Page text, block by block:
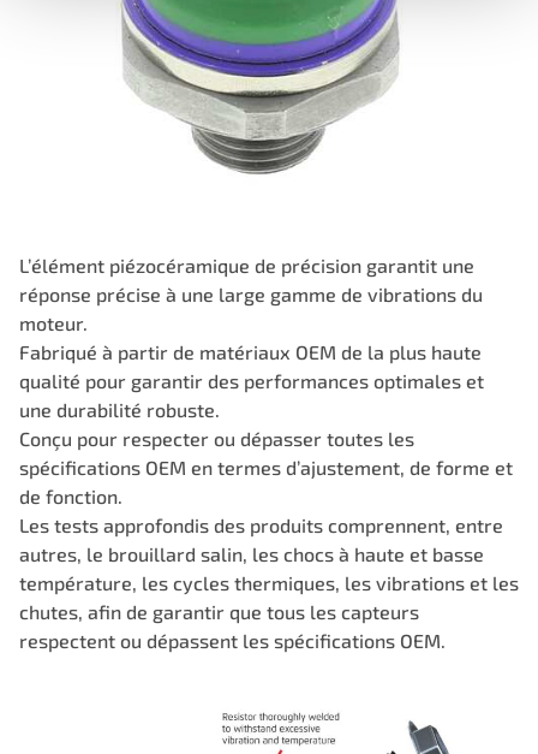
L’élément piézocéramique de précision garantit une
réponse précise à une large gamme de vibrations du
moteur.
Fabriqué à partir de matériaux OEM de la plus haute
qualité pour garantir des performances optimales et
une durabilité robuste.
Conçu pour respecter ou dépasser toutes les
spécifications OEM en termes d’ajustement, de forme et
de fonction.
Les tests approfondis des produits comprennent, entre
autres, le brouillard salin, les chocs à haute et basse
température, les cycles thermiques, les vibrations et les
chutes, afin de garantir que tous les capteurs
respectent ou dépassent les spécifications OEM.